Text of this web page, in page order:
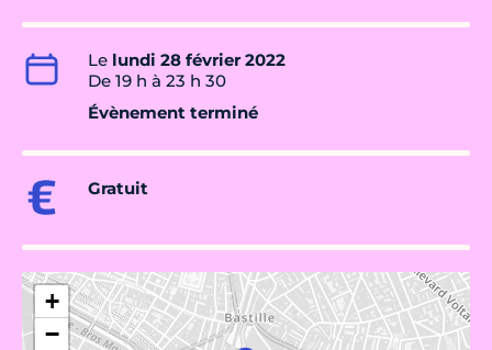
Le lundi 28 février 2022
De 19 h à 23 h 30
Évènement terminé
Gratuit
+
−